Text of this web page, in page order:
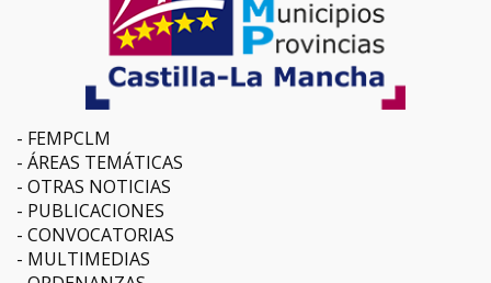
FEMPCLM
ÁREAS TEMÁTICAS
OTRAS NOTICIAS
PUBLICACIONES
CONVOCATORIAS
MULTIMEDIAS